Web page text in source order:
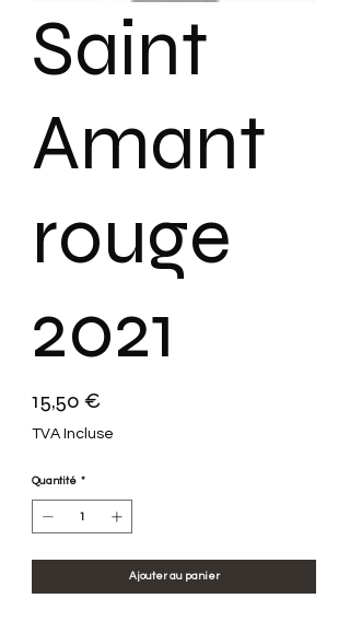
Saint
Amant
rouge
2021
15,50 €
TVA Incluse
Quantité *
Ajouter au panier